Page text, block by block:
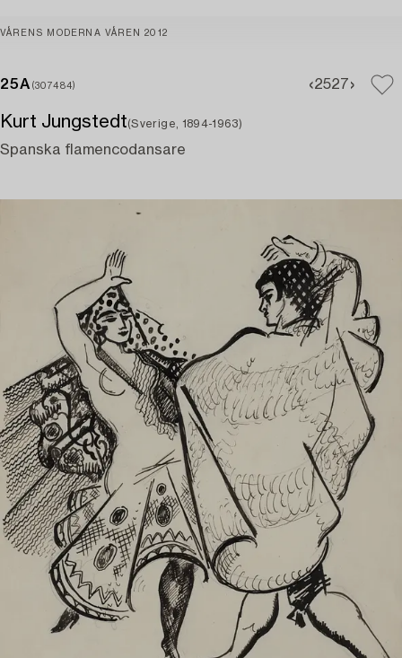
VÅRENS MODERNA VÅREN 2012
25A (307484) 2527
Kurt Jungstedt(Sverige, 1894-1963)
Spanska flamencodansare